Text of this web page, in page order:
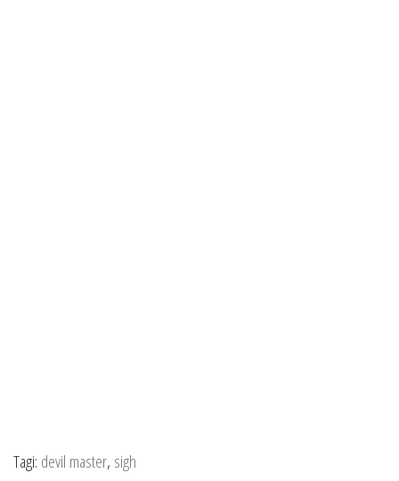
Tagi: devil master, sigh